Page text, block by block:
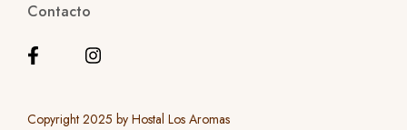
Contacto
Copyright 2025 by Hostal Los Aromas